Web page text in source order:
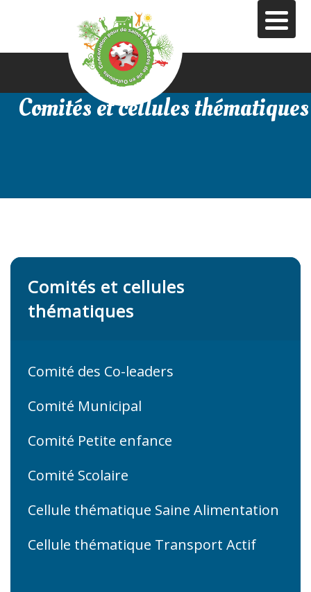
Comités et cellules thématiques
Comités et cellules
thématiques
Comité des Co-leaders
Comité Municipal
Comité Petite enfance
Comité Scolaire
Cellule thématique Saine Alimentation
Cellule thématique Transport Actif